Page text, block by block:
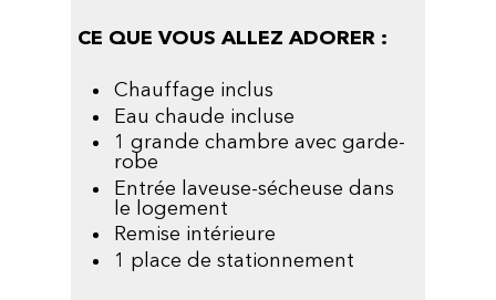
CE QUE VOUS ALLEZ ADORER :
Chauffage inclus
Eau chaude incluse
1 grande chambre avec garde-
robe
Entrée laveuse-sécheuse dans
le logement
Remise intérieure
1 place de stationnement